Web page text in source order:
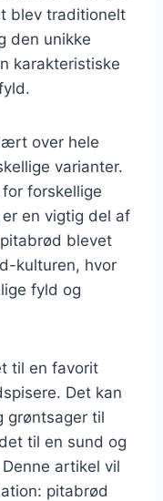
blev traditionelt
den unikke
karakteristiske
over hele
varianter.
forskellige
en vigtig del af
blevet
kulturen, hvor
fyld og
til en favorit
Det kan
grøntsager til
til en sund og
artikel vil
pitabrød